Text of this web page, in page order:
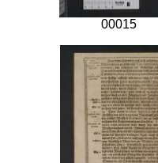
00015